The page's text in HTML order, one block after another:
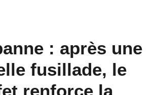
: après une
fusillade, le
renforce la